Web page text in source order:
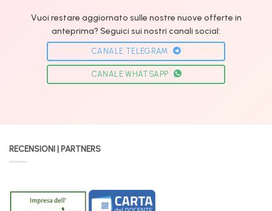
Vuoi restare aggiornato sulle nostre nuove offerte in
anteprima? Seguici sui nostri canali social:
CANALE TELEGRAM
CANALE WHATSAPP
RECENSIONI | PARTNERS